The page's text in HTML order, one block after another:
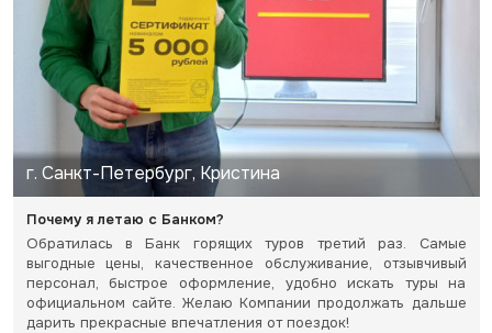
г. Санкт-Петербург, Кристина
Почему я летаю с Банком?
Обратилась в Банк горящих туров третий раз. Самые
выгодные цены, качественное обслуживание, отзывчивый
персонал, быстрое оформление, удобно искать туры на
официальном сайте. Желаю Компании продолжать дальше
дарить прекрасные впечатления от поездок!